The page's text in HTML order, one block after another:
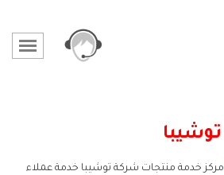
توشيبا
مركز خدمة منتجات شركة توشيبا خدمة عملاء